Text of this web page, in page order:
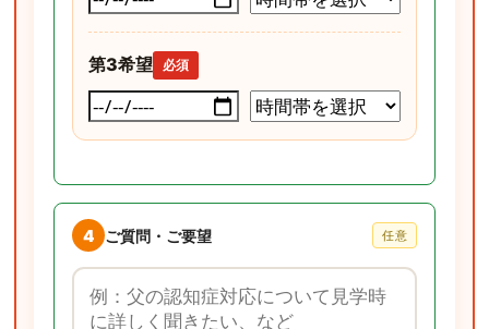
第3希望 必須
4 ご質問・ご要望 任意
ご質問・ご要望